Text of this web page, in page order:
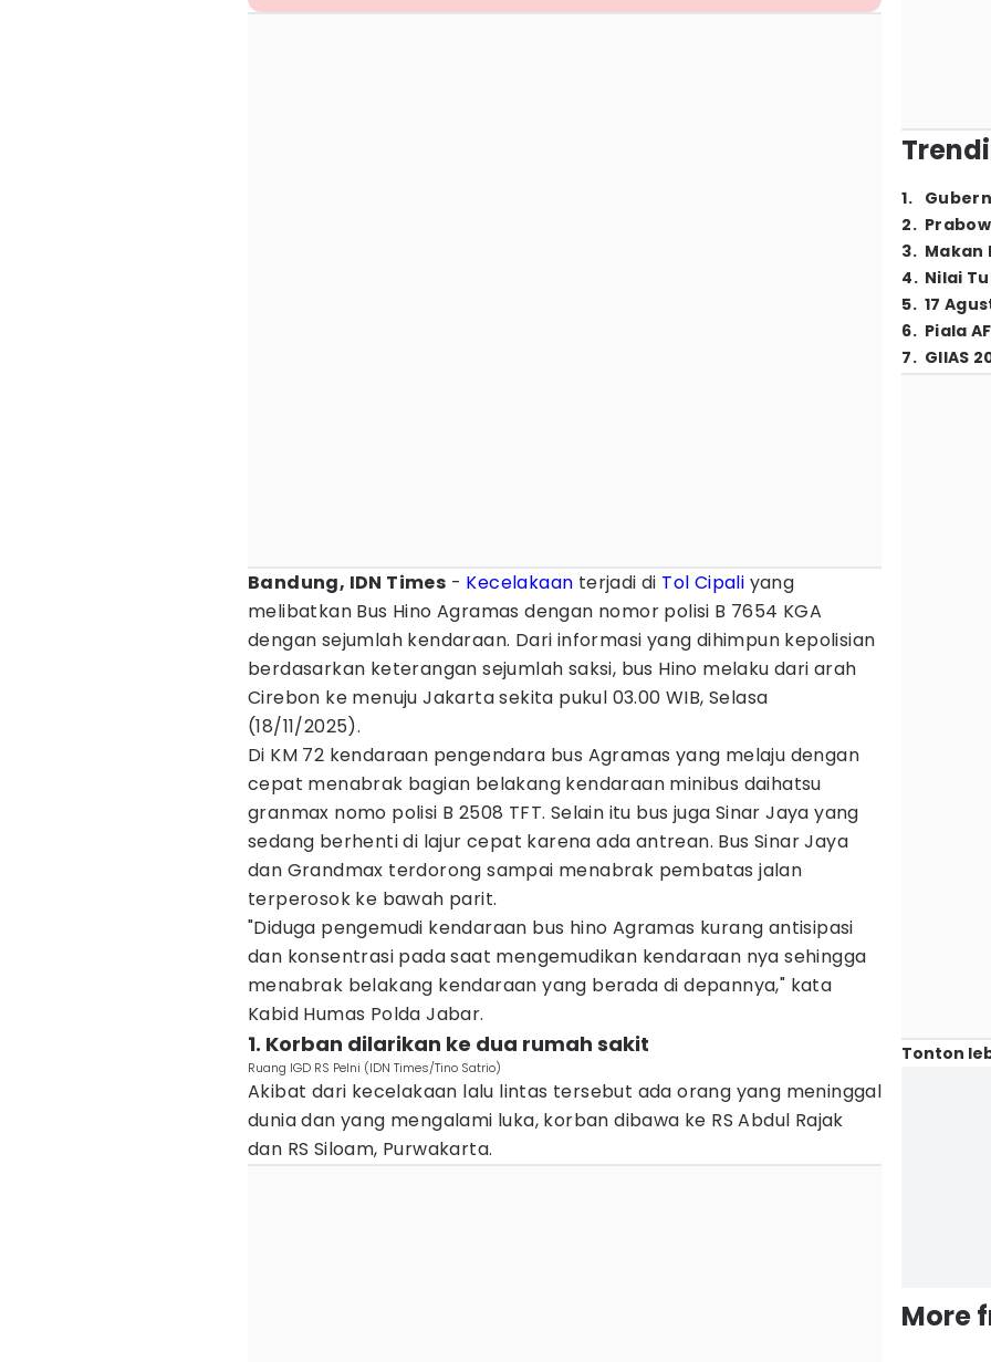
Bandung, IDN Times - Kecelakaan terjadi di Tol Cipali yang
melibatkan Bus Hino Agramas dengan nomor polisi B 7654 KGA
dengan sejumlah kendaraan. Dari informasi yang dihimpun kepolisian
berdasarkan keterangan sejumlah saksi, bus Hino melaku dari arah
Cirebon ke menuju Jakarta sekita pukul 03.00 WIB, Selasa
(18/11/2025).
Di KM 72 kendaraan pengendara bus Agramas yang melaju dengan
cepat menabrak bagian belakang kendaraan minibus daihatsu
granmax nomo polisi B 2508 TFT. Selain itu bus juga Sinar Jaya yang
sedang berhenti di lajur cepat karena ada antrean. Bus Sinar Jaya
dan Grandmax terdorong sampai menabrak pembatas jalan
terperosok ke bawah parit.
"Diduga pengemudi kendaraan bus hino Agramas kurang antisipasi
dan konsentrasi pada saat mengemudikan kendaraan nya sehingga
menabrak belakang kendaraan yang berada di depannya," kata
Kabid Humas Polda Jabar.
1. Korban dilarikan ke dua rumah sakit
Ruang IGD RS Pelni (IDN Times/Tino Satrio)
Akibat dari kecelakaan lalu lintas tersebut ada orang yang meninggal
dunia dan yang mengalami luka, korban dibawa ke RS Abdul Rajak
dan RS Siloam, Purwakarta.
1.
2.
3. Makan
4. Nilai
5. 17
6. Piala
7. GIIAS
Tonton
More